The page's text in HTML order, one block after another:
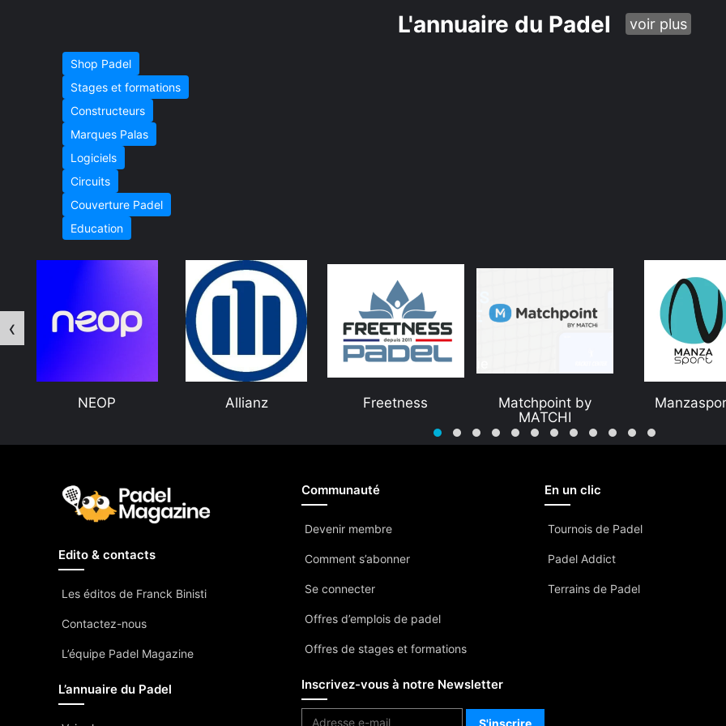
L'annuaire du Padel voir plus
Shop Padel
Stages et formations
Constructeurs
Marques Palas
Logiciels
Circuits
Couverture Padel
Education
NEOP Allianz Freetness
Matchpoint by
MATCHI
‹
Edito & contacts
Les éditos de Franck Binisti
Contactez-nous
L’équipe Padel Magazine
L’annuaire du Padel
Communauté
Devenir membre
Comment s’abonner
Se connecter
Offres d’emplois de padel
Offres de stages et formations
Inscrivez-vous à notre Newsletter
En un clic
Tournois de Padel
Padel Addict
Terrains de Padel